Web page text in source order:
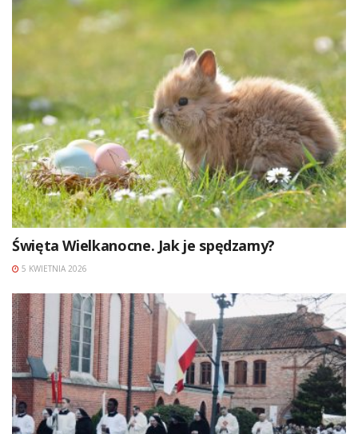
Święta Wielkanocne. Jak je spędzamy?
5 KWIETNIA 2026